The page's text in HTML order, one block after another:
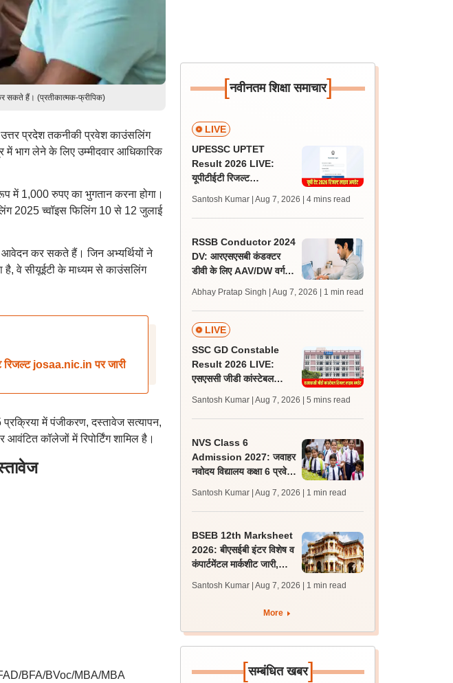
सकते हैं। (प्रतीकात्मक-फ्रीपिक)
प्रदेश तकनीकी प्रवेश काउंसलिंग
भाग लेने के लिए उम्मीदवार आधिकारिक
में 1,000 रुपए का भुगतान करना होगा।
2025 च्वॉइस फिलिंग 10 से 12 जुलाई
आवेदन कर सकते हैं। जिन अभ्यर्थियों ने
वे सीयूईटी के माध्यम से काउंसलिंग
josaa.nic.in पर जारी
में पंजीकरण, दस्तावेज सत्यापन,
कॉलेजों में रिपोर्टिंग शामिल है।
BFA/BVoc/MBA/MBA
[नवीनतम शिक्षा समाचार]
LIVE
UPESSC UPTET
Result 2026 LIVE:
यूपीटीईटी रिजल्ट
जल्द, जानें लेटेस्ट अपडेट,
पासिंग मार्क्स
Santosh Kumar | Aug 7, 2026 | 4 mins read
RSSB Conductor 2024
DV: आरएसएसबी कंडक्टर
डीवी के लिए AAV/DW वर्ग के
शॉर्टलिस्ट
Abhay Pratap Singh | Aug 7, 2026 | 1 min read
LIVE
SSC GD Constable
Result 2026 LIVE:
एसएससी जीडी कांस्टेबल
लेटेस्ट अपडेट, स्कोरकार्ड लिंक
Santosh Kumar | Aug 7, 2026 | 5 mins read
NVS Class 6
Admission 2027: जवाहर
नवोदय विद्यालय कक्षा 6 प्रवेश
10 अगस्त तक बढ़ी
Santosh Kumar | Aug 7, 2026 | 1 min read
BSEB 12th Marksheet
2026: बीएसईबी इंटर विशेष व
कंपार्टमेंटल मार्कशीट जारी,
Santosh Kumar | Aug 7, 2026 | 1 min read
More
[सम्बंधित खबर]